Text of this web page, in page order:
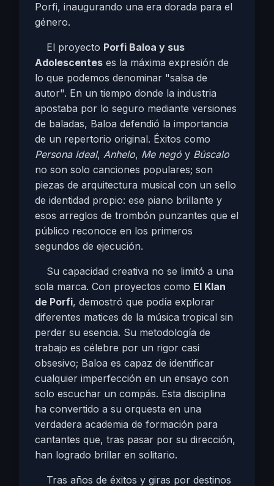
Porfi, inaugurando una era dorada para el
género.
El proyecto Porfi Baloa y sus
Adolescentes es la máxima expresión de
lo que podemos denominar "salsa de
autor". En un tiempo donde la industria
apostaba por lo seguro mediante versiones
de baladas, Baloa defendió la importancia
de un repertorio original. Éxitos como
Persona Ideal, Anhelo, Me negó y Búscalo
no son solo canciones populares; son
piezas de arquitectura musical con un sello
de identidad propio: ese piano brillante y
esos arreglos de trombón punzantes que el
público reconoce en los primeros
segundos de ejecución.
Su capacidad creativa no se limitó a una
sola marca. Con proyectos como El Klan
de Porfi, demostró que podía explorar
diferentes matices de la música tropical sin
perder su esencia. Su metodología de
trabajo es célebre por un rigor casi
obsesivo; Baloa es capaz de identificar
cualquier imperfección en un ensayo con
solo escuchar un compás. Esta disciplina
ha convertido a su orquesta en una
verdadera academia de formación para
cantantes que, tras pasar por su dirección,
han logrado brillar en solitario.
Tras años de éxitos y giras por destinos